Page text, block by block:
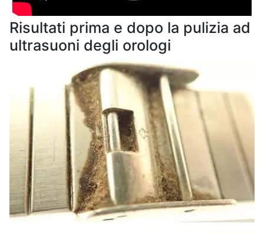
Risultati prima e dopo la pulizia ad
ultrasuoni degli orologi